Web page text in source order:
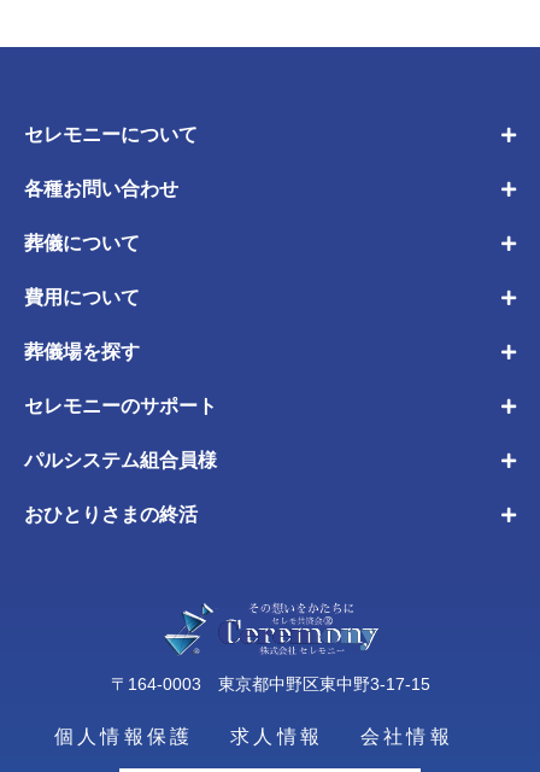
セレモニーについて
各種お問い合わせ
葬儀について
費用について
葬儀場を探す
セレモニーのサポート
パルシステム組合員様
おひとりさまの終活
〒164-0003 東京都中野区東中野3-17-15
個人情報保護 求人情報 会社情報